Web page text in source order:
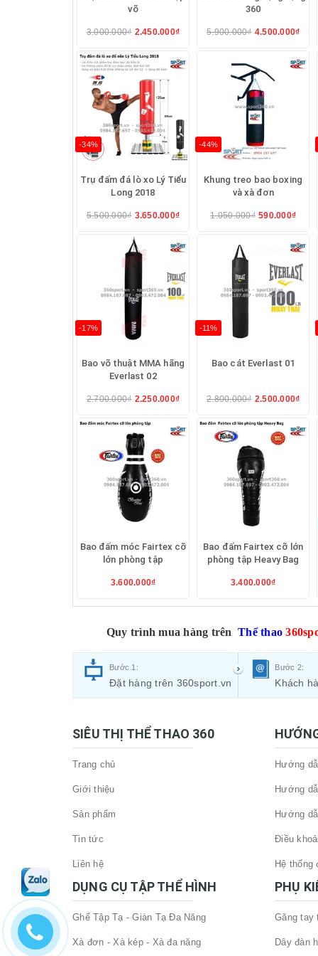
võ
3.000.000₫ 2.450.000₫
360
5.900.000₫ 4.500.000₫
-34%
Trụ đấm đá lò xo Lý Tiểu
Long 2018
5.500.000₫ 3.650.000₫
-44%
Khung treo bao boxing
và xà đơn
1.050.000₫ 590.000₫
-17%
Bao võ thuật MMA hãng
Everlast 02
2.700.000₫ 2.250.000₫
-11%
Bao cát Everlast 01
2.800.000₫ 2.500.000₫
Bao đấm móc Fairtex cỡ
lớn phòng tập
3.600.000₫
Bao đấm Fairtex cỡ lớn
phòng tập Heavy Bag
3.400.000₫
Quy trình mua hàng trên Thể thao
Bước 1:
Đặt hàng trên 360sport.vn
Bước 2:
Khách
SIÊU THỊ THỂ THAO 360
Trang chủ
Giới thiệu
Sản phẩm
Tin tức
Liên hệ
DỤNG CỤ TẬP THỂ HÌNH
Ghế Tập Tạ - Giàn Tạ Đa Năng
Xà đơn - Xà kép - Xà đa năng
Hướng
Hướng
Hướng
Điều
Hệ thống
PHỤ
Găng tay
Dây đàn